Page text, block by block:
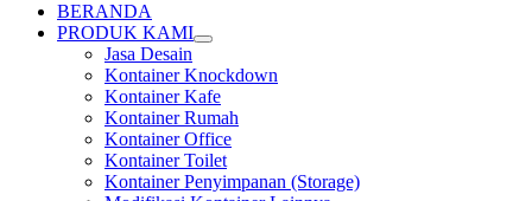
BERANDA
PRODUK KAMI
Jasa Desain
Kontainer Knockdown
Kontainer Kafe
Kontainer Rumah
Kontainer Office
Kontainer Toilet
Kontainer Penyimpanan (Storage)